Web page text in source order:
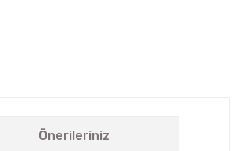
Önerileriniz